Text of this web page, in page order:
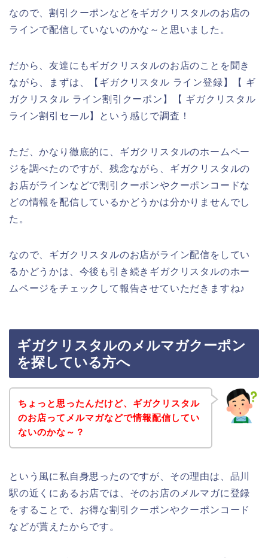
なので、割引クーポンなどをギガクリスタルのお店の
ラインで配信していないのかな～と思いました。
だから、友達にもギガクリスタルのお店のことを聞き
ながら、まずは、【ギガクリスタル ライン登録】【 ギ
ガクリスタル ライン割引クーポン】【 ギガクリスタル
ライン割引セール】という感じで調査！
ただ、かなり徹底的に、ギガクリスタルのホームペー
ジを調べたのですが、残念ながら、ギガクリスタルの
お店がラインなどで割引クーポンやクーポンコードな
どの情報を配信しているかどうかは分かりませんでし
た。
なので、ギガクリスタルのお店がライン配信をしてい
るかどうかは、今後も引き続きギガクリスタルのホー
ムページをチェックして報告させていただきますね♪
ギガクリスタルのメルマガクーポン
を探している方へ
ちょっと思ったんだけど、ギガクリスタル
のお店ってメルマガなどで情報配信してい
ないのかな～？
という風に私自身思ったのですが、その理由は、品川
駅の近くにあるお店では、そのお店のメルマガに登録
をすることで、お得な割引クーポンやクーポンコード
などが貰えたからです。